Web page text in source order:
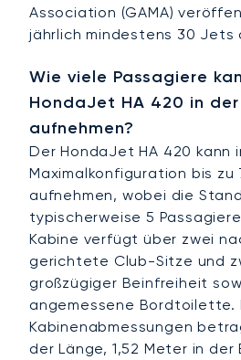
Association (GAMA)
jährlich mindestens 30 Jets
Wie viele Passagiere
HondaJet HA 420 in der
aufnehmen?
Der HondaJet HA 420 kann
Maximalkonfiguration bis zu
aufnehmen, wobei die
typischerweise 5
Kabine verfügt über zwei
gerichtete Club-Sitze und
großzügiger Beinfreiheit
angemessene Bordtoilette.
Kabinenabmessungen
der Länge, 1,52 Meter in der